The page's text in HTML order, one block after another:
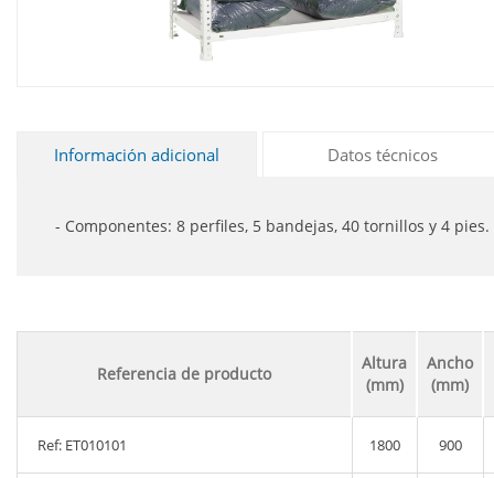
Información adicional Datos técnicos
- Componentes: 8 perfiles, 5 bandejas, 40 tornillos y 4 pies.
Referencia de producto
Altura
(mm)
Ancho
(mm)
Ref: ET010101 1800 900